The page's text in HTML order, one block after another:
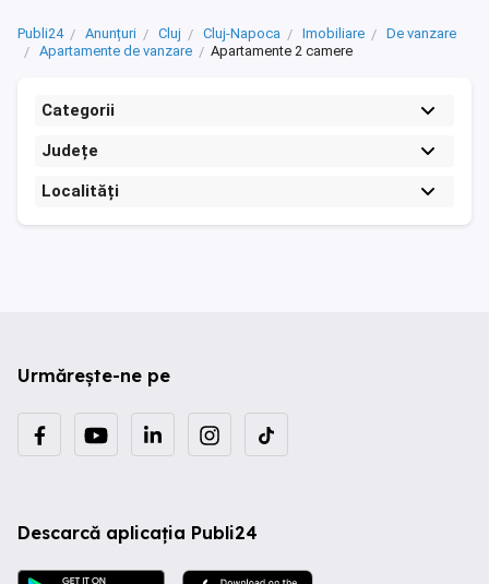
Publi24 Anunțuri Cluj Cluj-Napoca Imobiliare
De vanzare
Apartamente de vanzare
Apartamente 2 camere
Categorii
Județe
Localități
Urmărește-ne pe
Descarcă aplicația Publi24